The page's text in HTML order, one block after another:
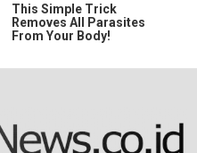
This Simple Trick
Removes All Parasites
From Your Body!